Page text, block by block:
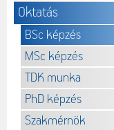
Oktatás
BSc képzés
MSc képzés
TDK munka
PhD képzés
Szakmérnök